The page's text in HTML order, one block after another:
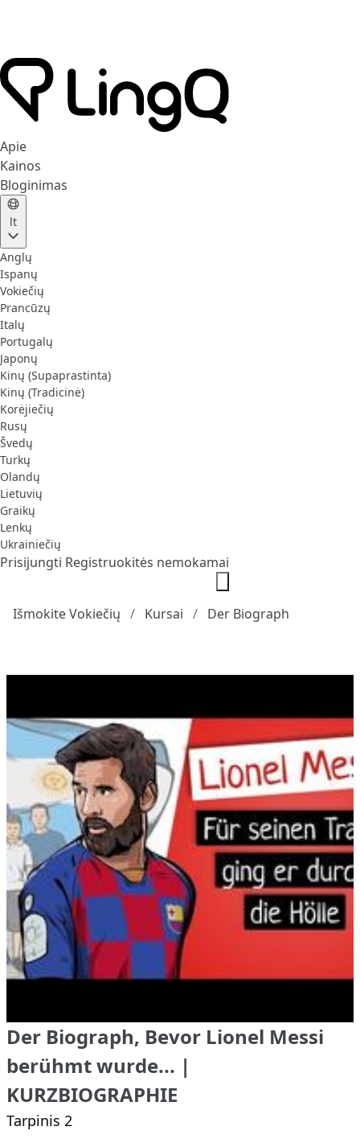
Apie
Kainos
Bloginimas
lt
Anglų
Ispanų
Vokiečių
Prancūzų
Italų
Portugalų
Japonų
Kinų (Supaprastinta)
Kinų (Tradicinė)
Korėjiečių
Rusų
Švedų
Turkų
Olandų
Lietuvių
Graikų
Lenkų
Ukrainiečių
Prisijungti Registruokitės nemokamai
Išmokite Vokiečių Kursai Der Biograph
Der Biograph, Bevor Lionel Messi
berühmt wurde... |
KURZBIOGRAPHIE
Tarpinis 2